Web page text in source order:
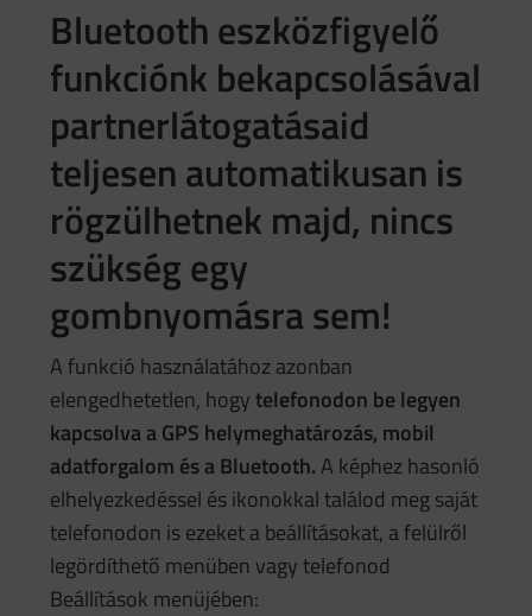
Bluetooth eszközfigyelő
funkciónk bekapcsolásával
partnerlátogatásaid
teljesen automatikusan is
rögzülhetnek majd, nincs
szükség egy
gombnyomásra sem!
A funkció használatához azonban
elengedhetetlen, hogytelefonodon be legyen
kapcsolva a GPS helymeghatározás, mobil
adatforgalom és a Bluetooth.A képhez hasonló
elhelyezkedéssel és ikonokkal találod meg saját
telefonodon is ezeket a beállításokat, a felülről
legördíthető menüben vagy telefonod
Beállítások menüjében: